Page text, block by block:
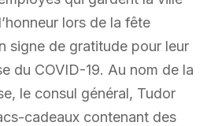
lors de la fête
signe de gratitude pour leur
du COVID-19. Au nom de la
le consul général, Tudor
cadeaux contenant des